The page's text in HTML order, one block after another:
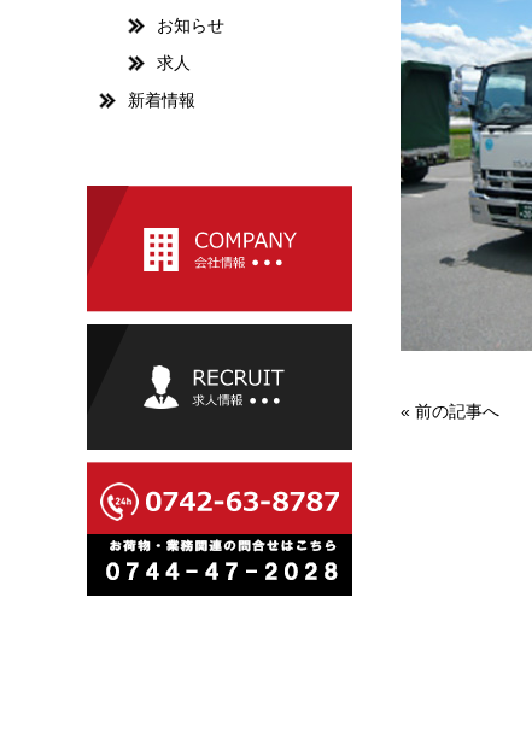
« 前の記事へ
お知らせ
求人
新着情報